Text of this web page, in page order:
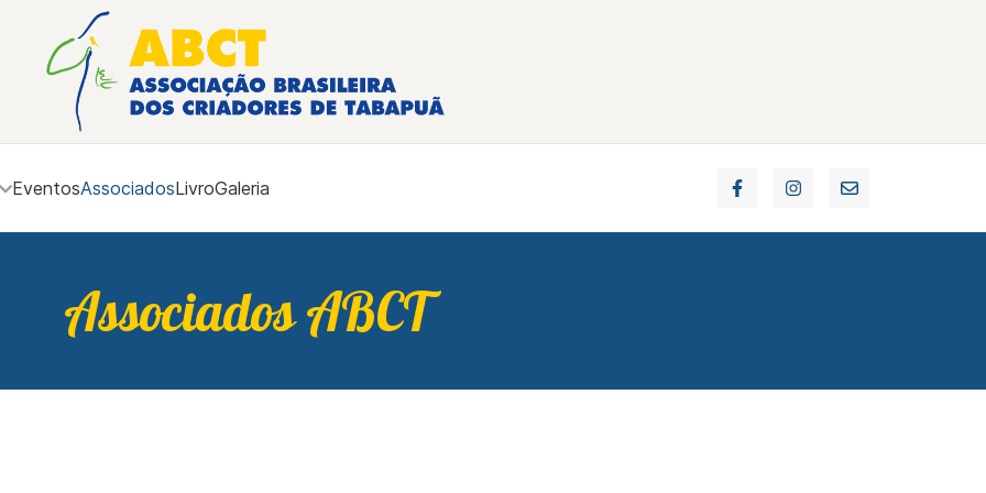
EventosAssociadosLivroGaleria
Associados ABCT